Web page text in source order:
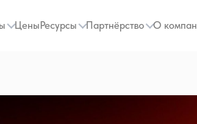
ЦеныРесурсы Партнёрство О